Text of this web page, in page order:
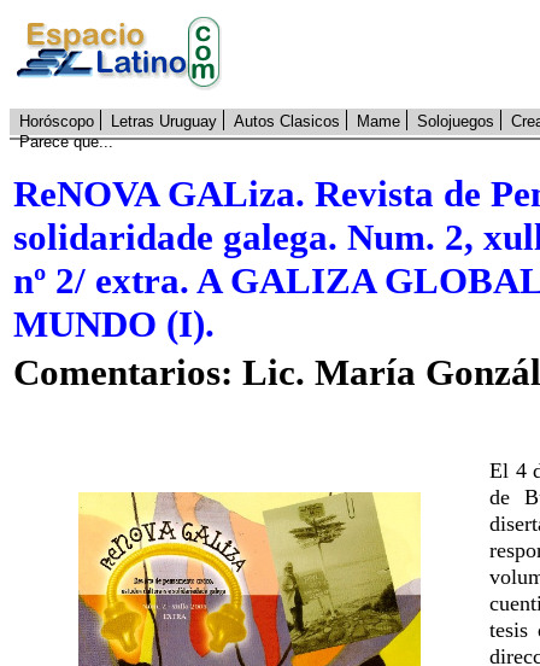
Horóscopo Letras Uruguay Autos Clasicos Mame Solojuegos
Parece que...
ReNOVA GALiza. Revista de
solidaridade galega. Num. 2,
nº 2/ extra. A GALIZA
MUNDO (I).
Comentarios: Lic. María
El 4
de
tesis